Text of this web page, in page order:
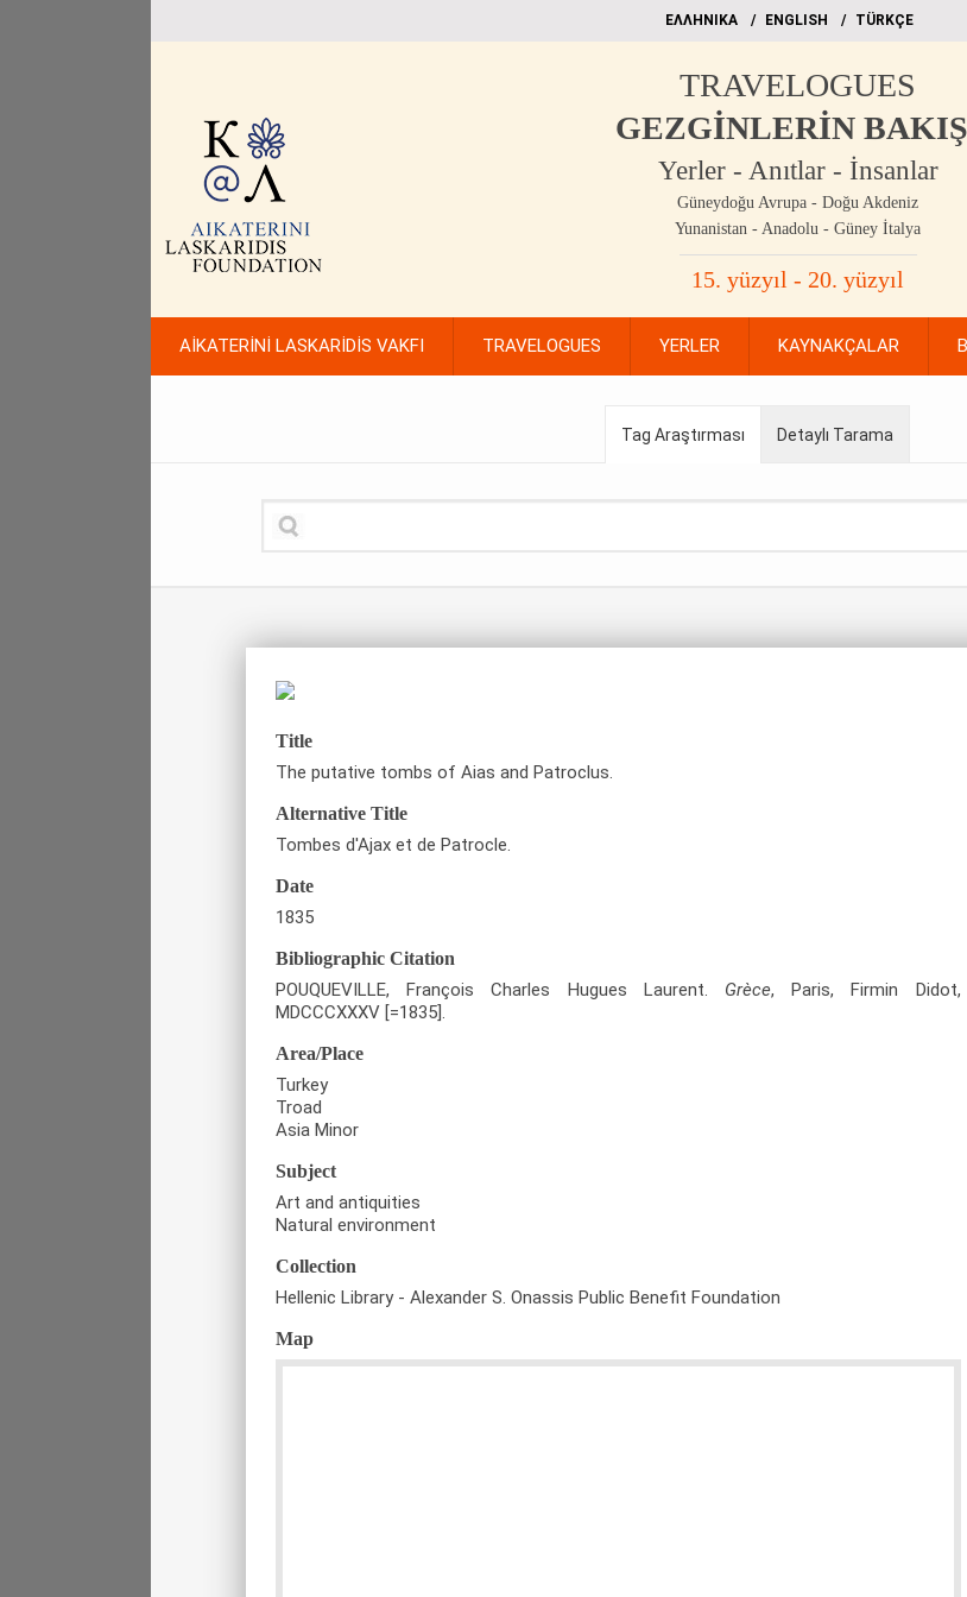
EΛΛΗΝΙΚΑ ΕΝGLISH TÜRKÇE
TRAVELOGUES
GEZGİNLERİN
Yerler - Anıtlar - İnsanlar
Güneydoğu Avrupa - Doğu Akdeniz
Yunanistan - Anadolu - Güney İtalya
15. yüzyıl - 20. yüzyıl
AİKATERİNİ LASKARİDİS VAKFI TRAVELOGUES YERLER KAYNAKÇALAR
Tag Araştırması Detaylı Tarama
Title
The putative tombs of Aias and Patroclus.
Alternative Title
Tombes d'Ajax et de Patrocle.
Date
1835
Bibliographic Citation
POUQUEVILLE, François Charles Hugues Laurent. Grèce, Paris, Firmin Didot,
MDCCCXXXV [=1835].
Area/Place
Turkey
Troad
Asia Minor
Subject
Art and antiquities
Natural environment
Collection
Hellenic Library - Alexander S. Onassis Public Benefit Foundation
Map